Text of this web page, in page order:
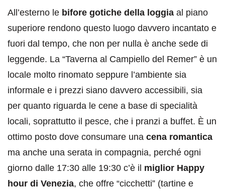
All’esterno le bifore gotiche della loggia al piano
superiore rendono questo luogo davvero incantato e
fuori dal tempo, che non per nulla è anche sede di
leggende. La “Taverna al Campiello del Remer” è un
locale molto rinomato seppure l’ambiente sia
informale e i prezzi siano davvero accessibili, sia
per quanto riguarda le cene a base di specialità
locali, soprattutto il pesce, che i pranzi a buffet. È un
ottimo posto dove consumare una cena romantica
ma anche una serata in compagnia, perché ogni
giorno dalle 17:30 alle 19:30 c’è il miglior Happy
hour di Venezia, che offre “cicchetti” (tartine e